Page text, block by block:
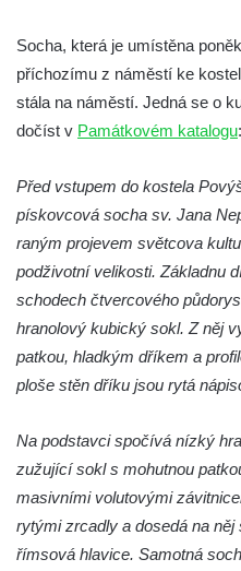
Vltavou
Socha Memento na
Hluboké nad Vltavou
Socha Smilodon v ZOO
Socha Veledaněk v ZOO
Socha Koroun bezzubý v
Socha Plejtvák obrovský v
Socha Medvěd jeskynní v
Socha Mamutí lebka v ZOO
Socha Mamut srstnatý v
Socha Vydry si hrají v ZOO
Socha Přátelství v ZOO
Socha Matka příroda v ZOO
Socha Lišky v ZOO Hluboká
Socha, která je umístěna
příchozímu z náměstí ke
stála na náměstí. Jedná se o
dočíst v Památkovém katalogu:
Před vstupem do kostela
pískovcová socha sv. Jana
raným projevem světcova
podživotní velikosti. Základnu
schodech čtvercového
hranolový kubický sokl. Z něj
patkou, hladkým dříkem a
ploše stěn dříku jsou rytá
Na podstavci spočívá nízký
zužující sokl s mohutnou
masivními volutovými
rytými zrcadly a dosedá na
římsová hlavice. Samotná